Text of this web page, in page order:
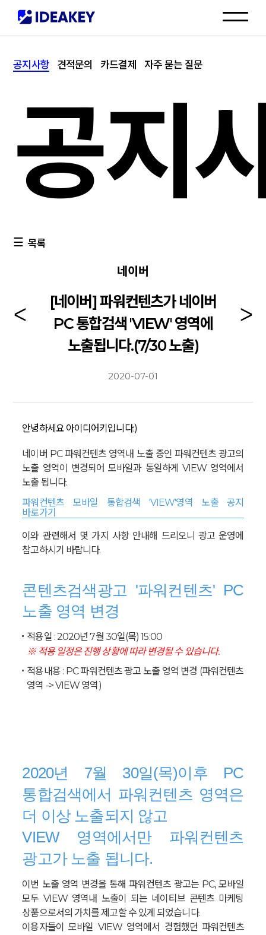
고객센터
공지사항 견적문의 카드결제 자주 묻는 질문
공지
목록
네이버
[네이버] 파워컨텐츠가 네이버
PC 통합검색 'VIEW' 영역에
노출됩니다.(7/30 노출)
2020-07-01
안녕하세요 아이디어키입니다:)
네이버 PC 파워컨텐츠 영역내 노출 중인 파워컨텐츠 광고의
노출 영역이 변경되어 모바일과 동일하게 VIEW 영역에서
노출 됩니다.
파워컨텐츠 모바일 통합검색 'VIEW'영역 노출 공지
바로가기
이와 관련해서 몇 가지 사항 안내해 드리오니 광고 운영에
참고하시기 바랍니다.
콘텐츠검색광고 '파워컨텐츠' PC
노출 영역 변경
적용일 : 2020년 7월 30일(목) 15:00
※ 적용 일정은 진행 상황에 따라 변경될 수 있습니다.
적용내용 : PC 파워컨텐츠 광고 노출 영역 변경 (파워컨텐츠
영역 -> VIEW 영역)
2020년 7월 30일(목)이후 PC
통합검색에서 파워컨텐츠 영역은
더 이상 노출되지 않고
VIEW 영역에서만 파워컨텐츠
광고가 노출 됩니다.
이번 노출 영역 변경을 통해 파워컨텐츠 광고는 PC, 모바일
모두 VIEW 영역내 노출이 되는 네이티브 콘텐츠 마케팅
상품으로서의 가치를 제고할 수 있게 되었습니다.
이용자들이 모바일 VIEW 영역에서 경험했던 파워컨텐츠